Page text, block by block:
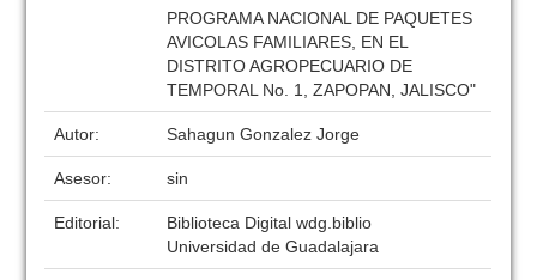
PROGRAMA NACIONAL DE PAQUETES
AVICOLAS FAMILIARES, EN EL
DISTRITO AGROPECUARIO DE
TEMPORAL No. 1, ZAPOPAN, JALISCO"
Autor: Sahagun Gonzalez Jorge
Asesor: sin
Editorial:
Biblioteca Digital wdg.biblio
Universidad de Guadalajara